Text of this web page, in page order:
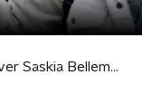
Rechtbankverslaggever Saskia Belleman over tweede dag hoger beroep Ali B: "Andere houding"